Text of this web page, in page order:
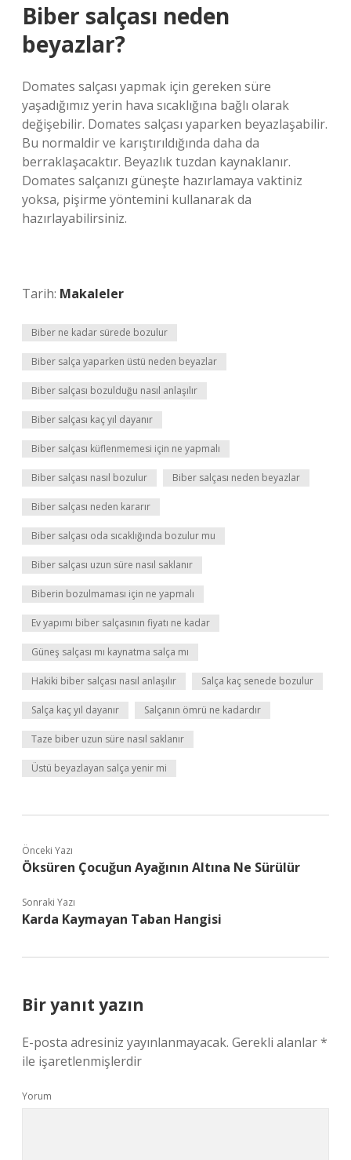
Biber salçası neden
beyazlar?
Domates salçası yapmak için gereken süre
yaşadığımız yerin hava sıcaklığına bağlı olarak
değişebilir. Domates salçası yaparken beyazlaşabilir.
Bu normaldir ve karıştırıldığında daha da
berraklaşacaktır. Beyazlık tuzdan kaynaklanır.
Domates salçanızı güneşte hazırlamaya vaktiniz
yoksa, pişirme yöntemini kullanarak da
hazırlayabilirsiniz.
Tarih: Makaleler
Biber ne kadar sürede bozulur
Biber salça yaparken üstü neden beyazlar
Biber salçası bozulduğu nasıl anlaşılır
Biber salçası kaç yıl dayanır
Biber salçası küflenmemesi için ne yapmalı
Biber salçası nasıl bozulur Biber salçası neden beyazlar
Biber salçası neden kararır
Biber salçası oda sıcaklığında bozulur mu
Biber salçası uzun süre nasıl saklanır
Biberin bozulmaması için ne yapmalı
Ev yapımı biber salçasının fiyatı ne kadar
Güneş salçası mı kaynatma salça mı
Hakiki biber salçası nasıl anlaşılır Salça kaç senede bozulur
Salça kaç yıl dayanır Salçanın ömrü ne kadardır
Taze biber uzun süre nasıl saklanır
Üstü beyazlayan salça yenir mi
Önceki Yazı
Öksüren Çocuğun Ayağının Altına Ne Sürülür
Sonraki Yazı
Karda Kaymayan Taban Hangisi
Bir yanıt yazın
E-posta adresiniz yayınlanmayacak. Gerekli alanlar*
ile işaretlenmişlerdir
Yorum